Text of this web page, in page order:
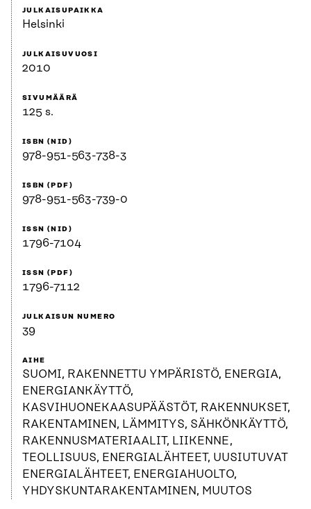
JULKAISUPAIKKA
Helsinki
JULKAISUVUOSI
2010
SIVUMÄÄRÄ
125 s.
ISBN (NID)
978-951-563-738-3
ISBN (PDF)
978-951-563-739-0
ISSN (NID)
1796-7104
ISSN (PDF)
1796-7112
JULKAISUN NUMERO
39
AIHE
SUOMI, RAKENNETTU YMPÄRISTÖ, ENERGIA,
ENERGIANKÄYTTÖ,
KASVIHUONEKAASUPÄÄSTÖT, RAKENNUKSET,
RAKENTAMINEN, LÄMMITYS, SÄHKÖNKÄYTTÖ,
RAKENNUSMATERIAALIT, LIIKENNE,
TEOLLISUUS, ENERGIALÄHTEET, UUSIUTUVAT
ENERGIALÄHTEET, ENERGIAHUOLTO,
YHDYSKUNTARAKENTAMINEN, MUUTOS